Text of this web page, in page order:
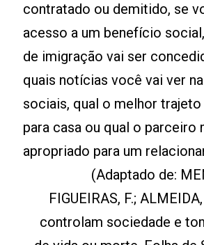
contratado ou demitido, se
acesso a um benefício
de imigração vai ser
quais notícias você vai ver
sociais, qual o melhor
para casa ou qual o parceiro
apropriado para um
(Adaptado de:
FIGUEIRAS, F.;
controlam sociedade e